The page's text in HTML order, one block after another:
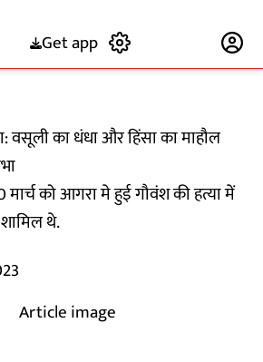
Get app
वसूली का धंधा और हिंसा का माहौल
को आगरा मे हुई गौवंश की हत्या में
थे.